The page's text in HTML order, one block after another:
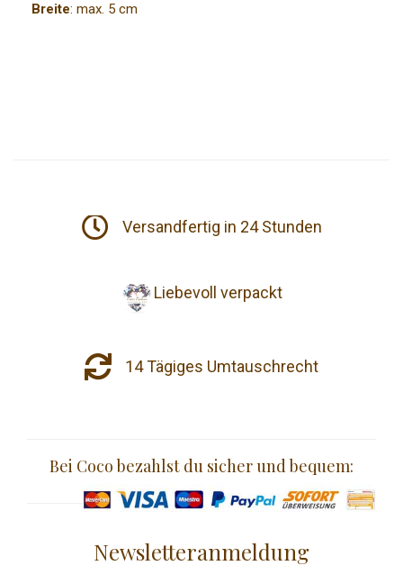
Breite: max. 5 cm
Versandfertig in 24 Stunden
Liebevoll verpackt
14 Tägiges Umtauschrecht
Bei Coco bezahlst du sicher und bequem:
Newsletteranmeldung